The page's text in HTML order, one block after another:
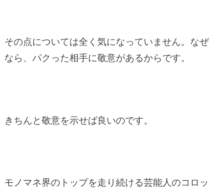
その点については全く気になっていません。なぜ
なら、パクった相手に敬意があるからです。
きちんと敬意を示せば良いのです。
モノマネ界のトップを走り続ける芸能人のコロッ